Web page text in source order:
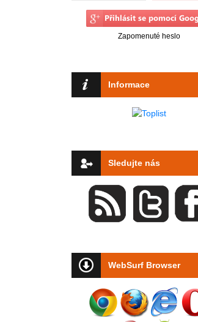
Zapomenuté heslo
Informace
Sledujte nás
WebSurf Browser